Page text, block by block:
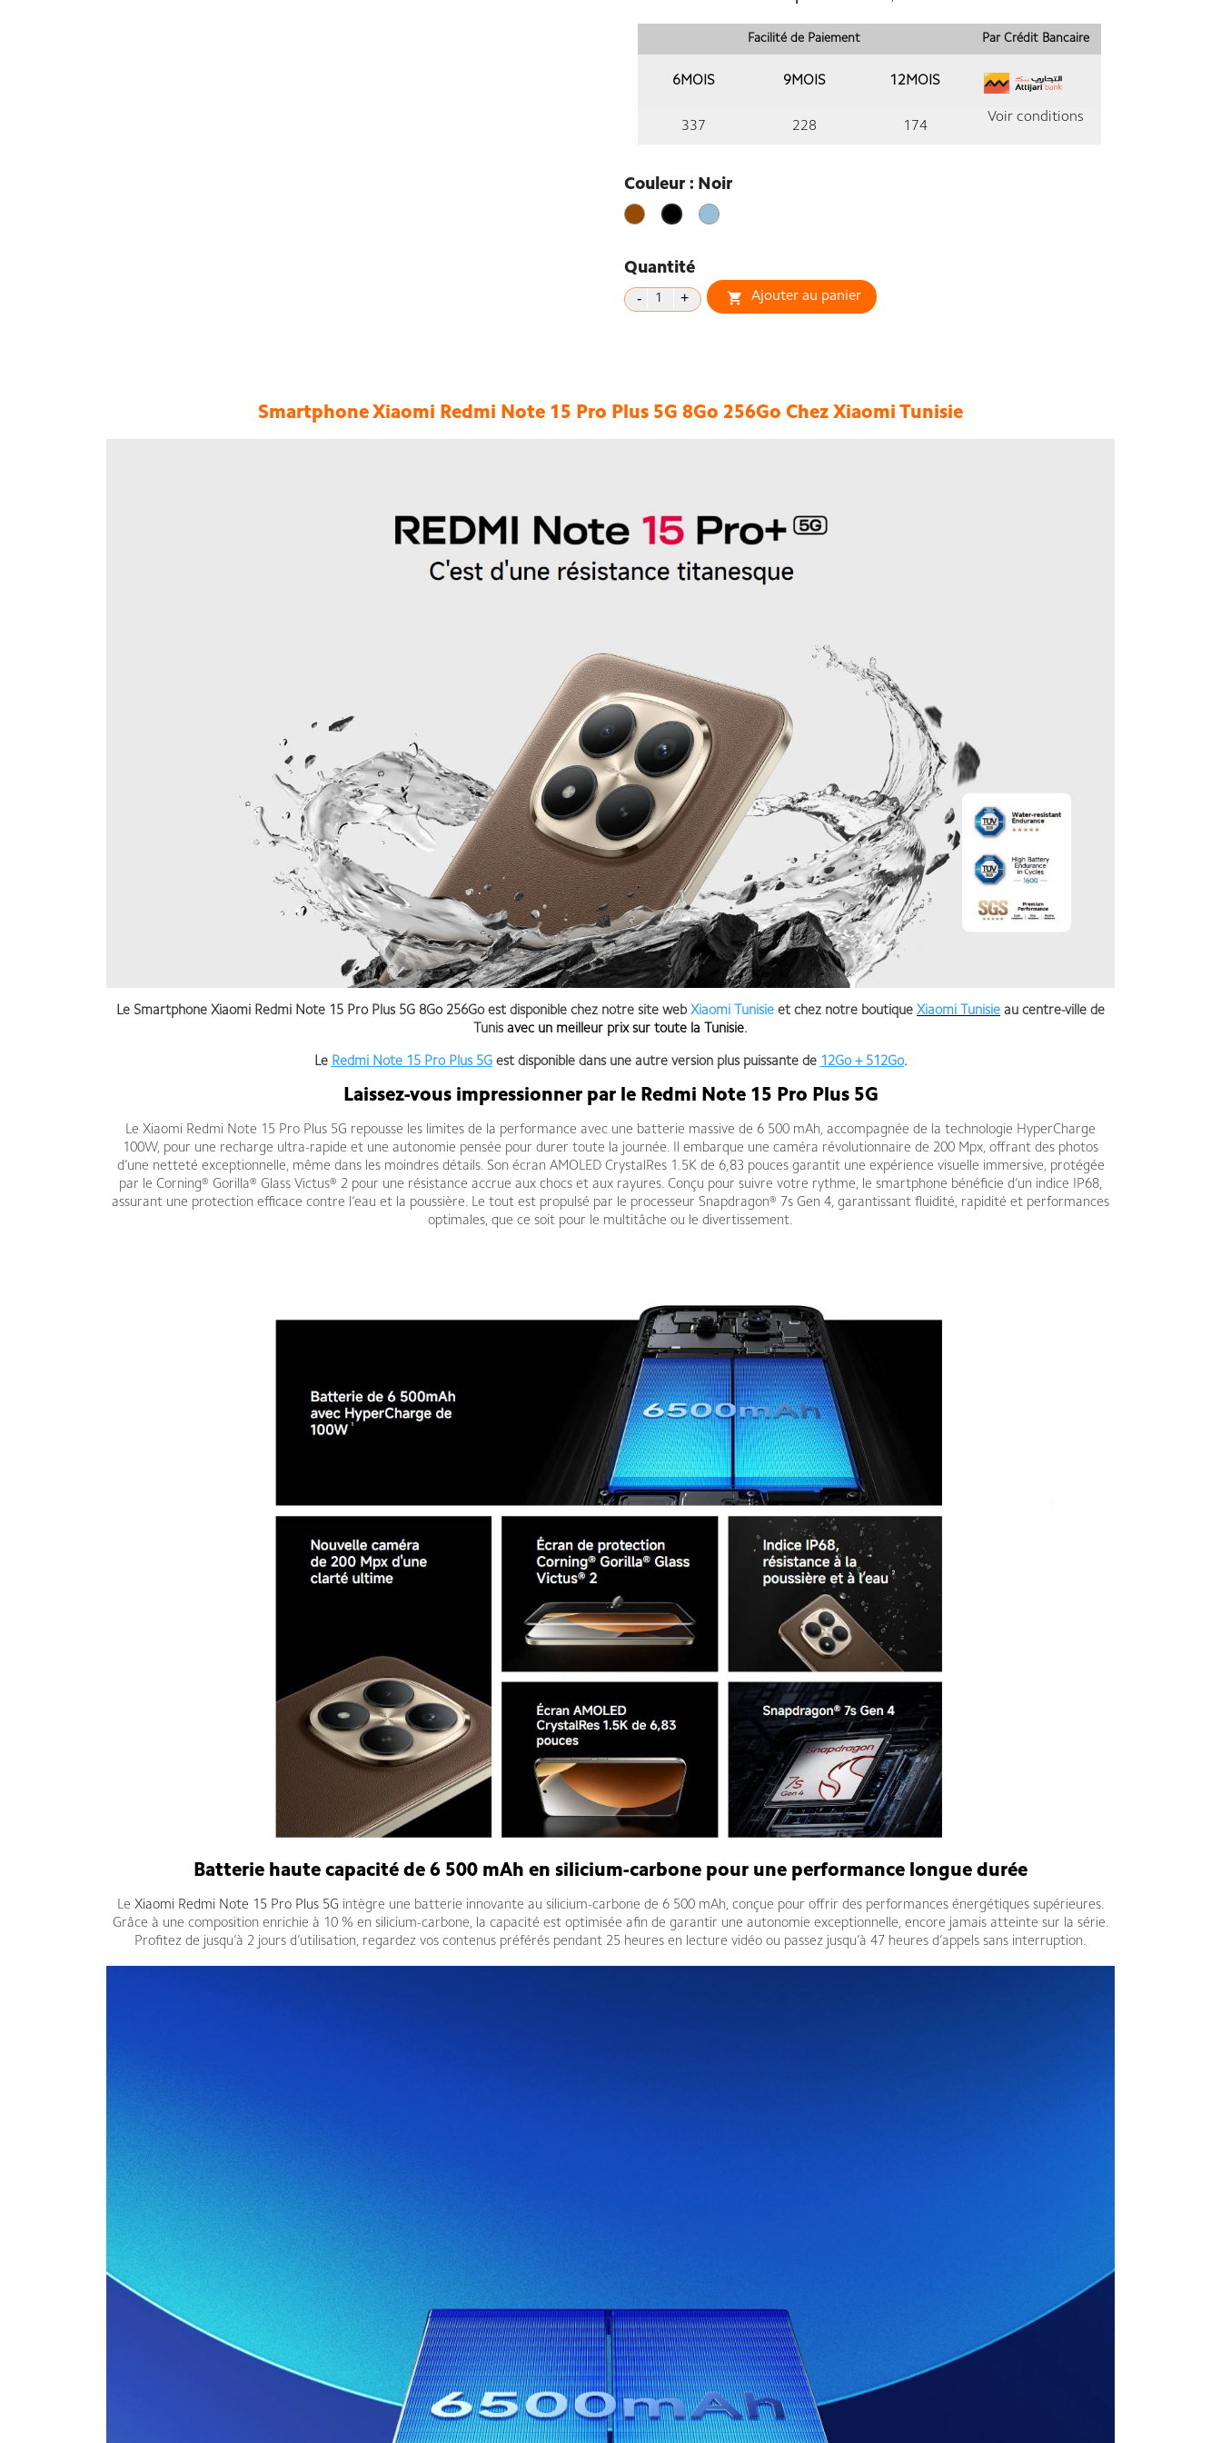
Facilité de Paiement Par Crédit Bancaire
6MOIS 9MOIS 12MOIS
337 228 174
Voir conditions
Couleur : Noir
MarronNoir
Blue
Quantité
 Ajouter au panier
Smartphone Xiaomi Redmi Note 15 Pro Plus 5G 8Go 256Go Chez Xiaomi Tunisie
Le Smartphone Xiaomi Redmi Note 15 Pro Plus 5G 8Go 256Go est disponible chez notre site web Xiaomi Tunisie et chez notre boutique Xiaomi Tunisie au centre-ville de
Tunis avec un meilleur prix sur toute la Tunisie.
Le Redmi Note 15 Pro Plus 5Gest disponible dans une autre version plus puissante de 12Go + 512Go.
Laissez-vous impressionner par le Redmi Note 15 Pro Plus 5G
Le Xiaomi Redmi Note 15 Pro Plus 5G repousse les limites de la performance avec une batterie massive de 6 500 mAh, accompagnée de la technologie HyperCharge
100W, pour une recharge ultra-rapide et une autonomie pensée pour durer toute la journée. Il embarque une caméra révolutionnaire de 200 Mpx, offrant des photos
d’une netteté exceptionnelle, même dans les moindres détails. Son écran AMOLED CrystalRes 1.5K de 6,83 pouces garantit une expérience visuelle immersive, protégée
par le Corning® Gorilla® Glass Victus® 2 pour une résistance accrue aux chocs et aux rayures. Conçu pour suivre votre rythme, le smartphone bénéficie d’un indice IP68,
assurant une protection efficace contre l’eau et la poussière. Le tout est propulsé par le processeur Snapdragon® 7s Gen 4, garantissant fluidité, rapidité et performances
optimales, que ce soit pour le multitâche ou le divertissement.
Batterie haute capacité de 6 500 mAh en silicium-carbone pour une performance longue durée
Le Xiaomi Redmi Note 15 Pro Plus 5G intègre une batterie innovante au silicium-carbone de 6 500 mAh, conçue pour offrir des performances énergétiques supérieures.
Grâce à une composition enrichie à 10 % en silicium-carbone, la capacité est optimisée afin de garantir une autonomie exceptionnelle, encore jamais atteinte sur la série.
Profitez de jusqu’à 2 jours d’utilisation, regardez vos contenus préférés pendant 25 heures en lecture vidéo ou passez jusqu’à 47 heures d’appels sans interruption.